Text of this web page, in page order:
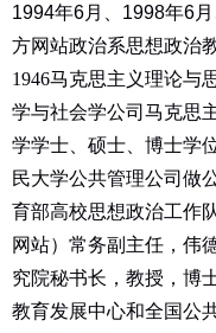
1994年6月、 1998年6月
方网站政治系思想政治
1946马克思主义理论与
学与社会学公司马克思
学学士、硕士、 博士学
民大学公共管理公司做
育部高校思想政治工作
网站）常务副主任，伟
究院秘书长，教授，博
教育发展中心和全国公